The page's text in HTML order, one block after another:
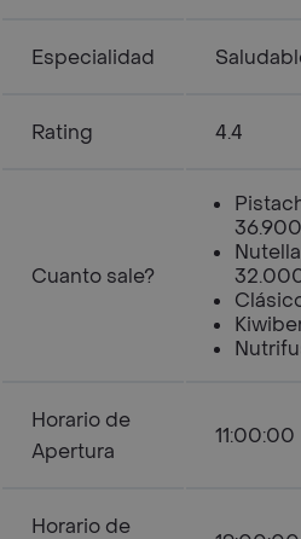
Especialidad
Rating 4.4
Cuanto sale?
36.900
Horario de
Apertura
11:00:00
Horario de